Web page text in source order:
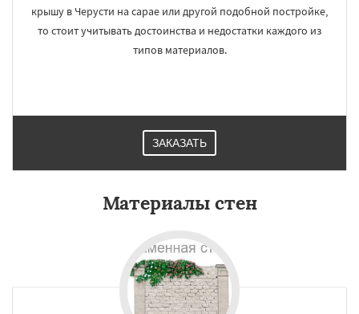
крышу в Черусти на сарае или другой подобной постройке,
то стоит учитывать достоинства и недостатки каждого из
типов материалов.
ЗАКАЗАТЬ
Материалы стен